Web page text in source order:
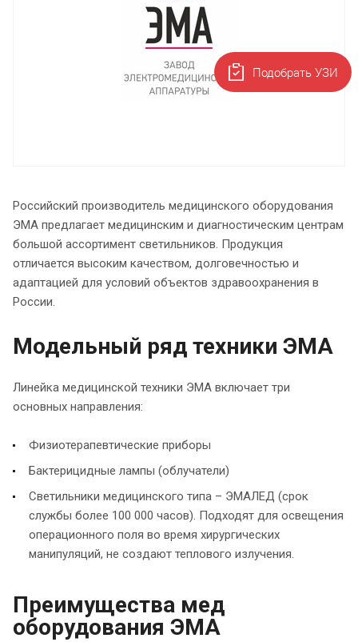
Российский производитель медицинского оборудования
ЭМА предлагает медицинским и диагностическим центрам
большой ассортимент светильников. Продукция
отличается высоким качеством, долговечностью и
адаптацией для условий объектов здравоохранения в
России.
Модельный ряд техники ЭМА
Линейка медицинской техники ЭМА включает три
основных направления:
Физиотерапевтические приборы
Бактерицидные лампы (облучатели)
Светильники медицинского типа – ЭМАЛЕД (срок
службы более 100 000 часов). Подходят для освещения
операционного поля во время хирургических
манипуляций, не создают теплового излучения.
Преимущества мед
оборудования ЭМА
Подобрать УЗИ